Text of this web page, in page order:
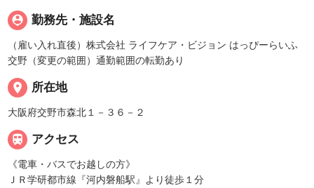
person_pin 勤務先・施設名
（雇い入れ直後）株式会社 ライフケア・ビジョン はっぴーらいふ
交野（変更の範囲）通勤範囲の転勤あり
place 所在地
大阪府交野市森北１－３６－２
 アクセス
《電車・バスでお越しの方》
ＪＲ学研都市線『河内磐船駅』より徒歩１分